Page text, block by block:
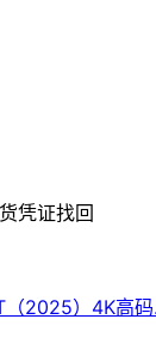
凭证找回
2025）4K高
起按照电视剧